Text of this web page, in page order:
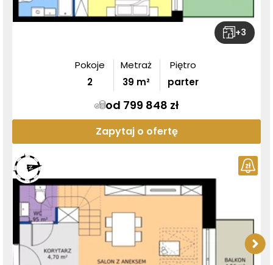
+3
Pokoje
2
Metraż
39 m²
Piętro
parter
od 799 848 zł
Zapytaj o ofertę